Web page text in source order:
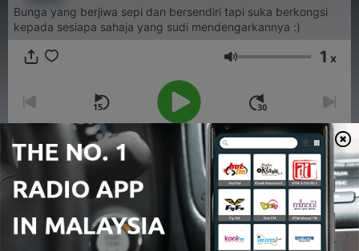
Bunga yang berjiwa sepi dan bersendiri tapi suka berkongsi
kepada sesiapa sahaja yang sudi mendengarkannya :)
Volume 1 x
00:00
Episodes
1 - Bunga Jiwa (Trailer)